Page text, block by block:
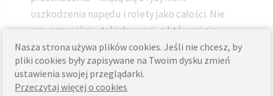
uszkodzenia napędu i rolety jako całości. Nie
ma, oczywiście, takich awarii, z którymi nie
moglibyśmy sobie poradzić. Każda generuje
jednak koszty, a to nie leży w naszym interesie.
Nasza strona używa plików cookies. Jeśli nie chcesz, by
pliki cookies były zapisywane na Twoim dysku zmień
ustawienia swojej przeglądarki.
Przeczytaj więcej o cookies